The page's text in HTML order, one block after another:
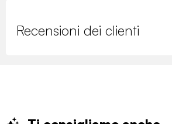
Recensioni dei clienti